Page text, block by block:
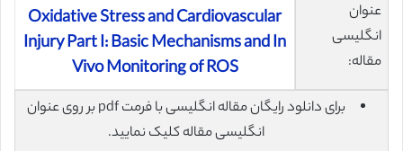
عنوان
انگلیسی
مقاله:
Oxidative Stress and Cardiovascular
Injury Part I: Basic Mechanisms and In
Vivo Monitoring of ROS
برای دانلود رایگان مقاله انگلیسی با فرمت pdf بر روی عنوان
انگلیسی مقاله کلیک نمایید.